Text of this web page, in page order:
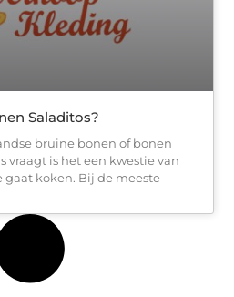
Saladitos?
bruine bonen of bonen
vraagt is het een kwestie van
gaat koken. Bij de meeste